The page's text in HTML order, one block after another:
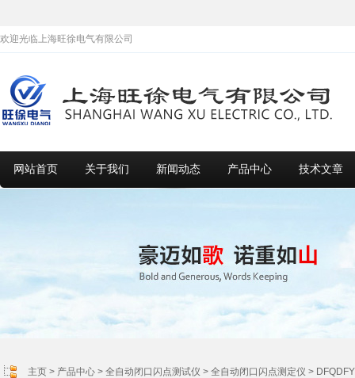
欢迎光临上海旺徐电气有限公司
网站首页 关于我们 新闻动态 产品中心 技术文章
主页 > 产品中心 > 全自动闭口闪点测试仪 > 全自动闭口闪点测定仪 >